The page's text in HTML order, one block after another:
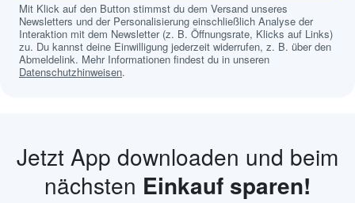
Mit Klick auf den Button stimmst du dem Versand unseres
Newsletters und der Personalisierung einschließlich Analyse der
Interaktion mit dem Newsletter (z. B. Öffnungsrate, Klicks auf Links)
zu. Du kannst deine Einwilligung jederzeit widerrufen, z. B. über den
Abmeldelink. Mehr Informationen findest du in unseren
Datenschutzhinweisen.
Jetzt App downloaden und beim
nächsten Einkauf sparen!